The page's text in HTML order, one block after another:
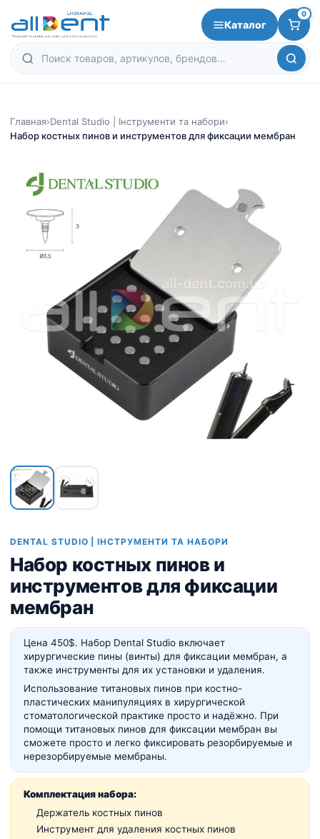
Каталог
0
Главная›Dental Studio | Інструменти та набори›
Набор костных пинов и инструментов для фиксации мембран
DENTAL STUDIO | ІНСТРУМЕНТИ ТА НАБОРИ
Набор костных пинов и
инструментов для фиксации
мембран
Цена 450$. Набор Dental Studio включает
хирургические пины (винты) для фиксации мембран, а
также инструменты для их установки и удаления.
Использование титановых пинов при костно-
пластических манипуляциях в хирургической
стоматологической практике просто и надёжно. При
помощи титановых пинов для фиксации мембран вы
сможете просто и легко фиксировать резорбируемые и
нерезорбируемые мембраны.
Комплектация набора:
Держатель костных пинов
Инструмент для удаления костных пинов